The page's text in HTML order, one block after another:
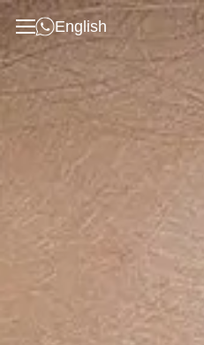
English